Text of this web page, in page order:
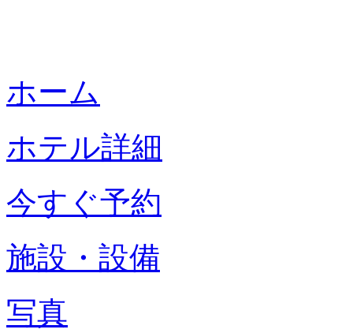
ホーム
ホテル詳細
今すぐ予約
施設・設備
写真